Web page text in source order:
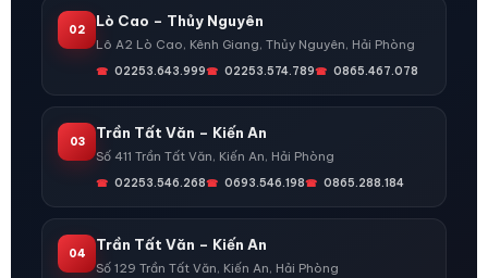
02
Lò Cao – Thủy Nguyên
Lô A2 Lò Cao, Kênh Giang, Thủy Nguyên, Hải Phòng
02253.643.999 02253.574.789 0865.467.078
03
Trần Tất Văn – Kiến An
Số 411 Trần Tất Văn, Kiến An, Hải Phòng
02253.546.268 0693.546.198 0865.288.184
04
Trần Tất Văn – Kiến An
Số 129 Trần Tất Văn, Kiến An, Hải Phòng